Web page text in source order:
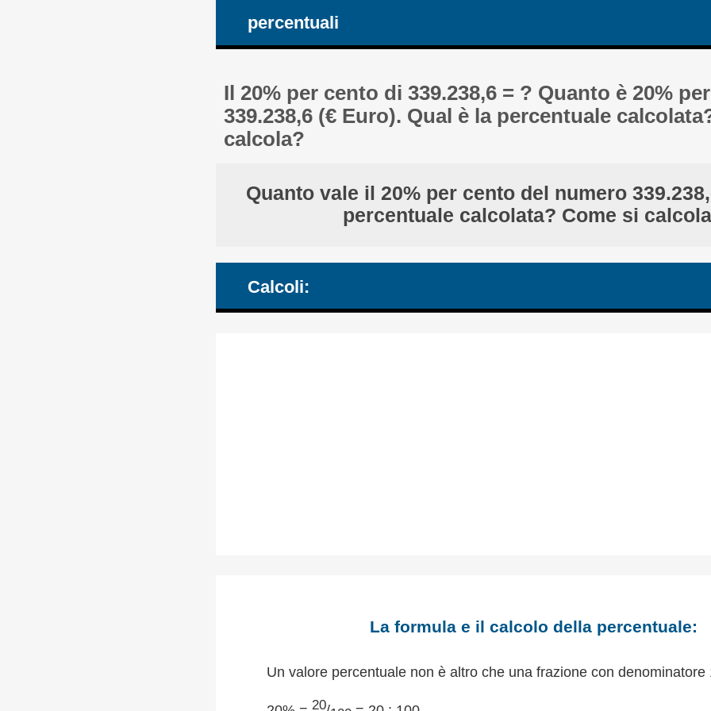
percentuali
Il 20% per cento di 339.238,6 = ? Quanto è 20%
339.238,6 (€ Euro). Qual è la percentuale
calcola?
Quanto vale il 20% per cento del numero
percentuale calcolata? Come si
Calcoli:
La formula e il calcolo della percentuale:
Un valore percentuale non è altro che una frazione con denominatore
20